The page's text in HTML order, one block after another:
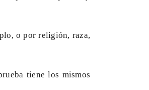
o por religión, raza,
tiene los mismos